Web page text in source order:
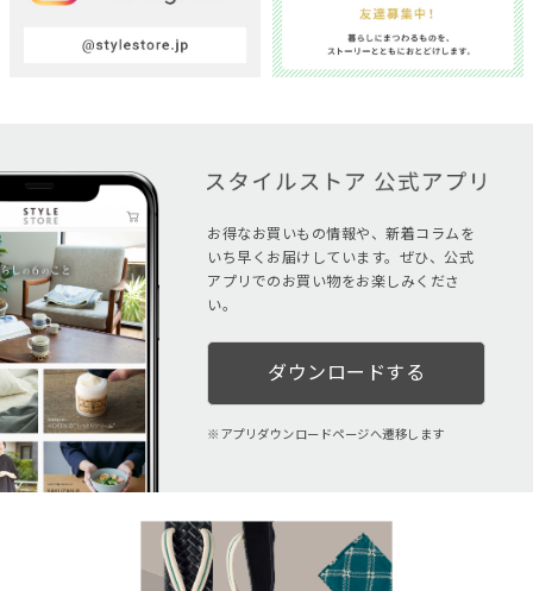
お得なお買いもの情報や、新着コラムを
いち早くお届けしています。ぜひ、公式
アプリでのお買い物をお楽しみくださ
い。
ダウンロードする
アプリダウンロードページへ遷移します